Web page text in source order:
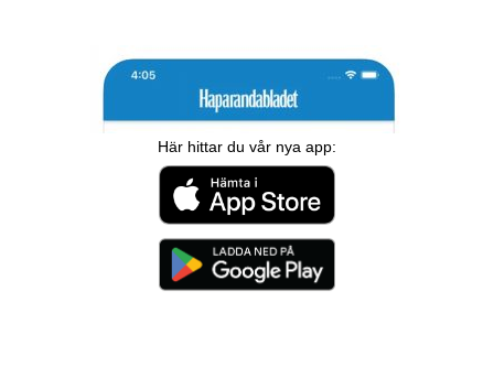
Här hittar du vår nya app: